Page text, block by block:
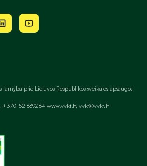
tarnyba prie Lietuvos Respublikos sveikatos apsaugos
+370 52 639264 www.vvkt.lt, vvkt@vvkt.lt